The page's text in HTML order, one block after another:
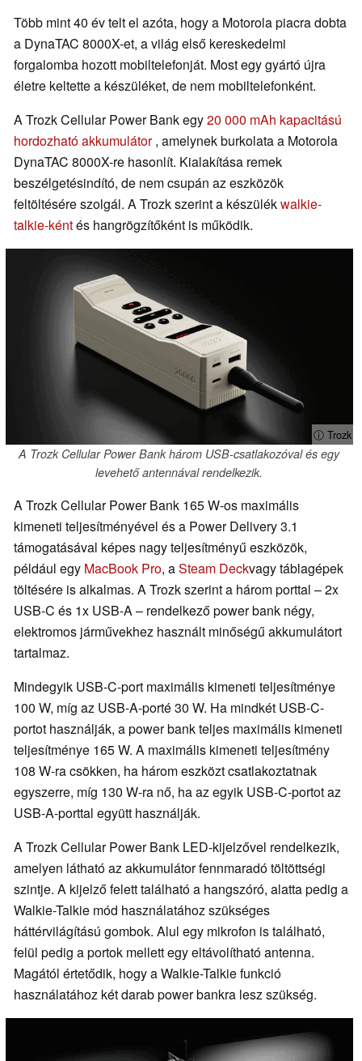
Több mint 40 év telt el azóta, hogy a Motorola piacra dobta
a DynaTAC 8000X-et, a világ első kereskedelmi
forgalomba hozott mobiltelefonját. Most egy gyártó újra
életre keltette a készüléket, de nem mobiltelefonként.
A Trozk Cellular Power Bank egy20 000 mAh kapacitású
hordozható akkumulátor, amelynek burkolata a Motorola
DynaTAC 8000X-re hasonlít. Kialakítása remek
beszélgetésindító, de nem csupán az eszközök
feltöltésére szolgál. A Trozk szerint a készülékwalkie-
talkie-kéntés hangrögzítőként is működik.
ⓘ Trozk
A Trozk Cellular Power Bank három USB-csatlakozóval és egy
levehető antennával rendelkezik.
A Trozk Cellular Power Bank 165 W-os maximális
kimeneti teljesítményével és a Power Delivery 3.1
támogatásával képes nagy teljesítményű eszközök,
például egy MacBook Pro, aSteam Deckvagy táblagépek
töltésére is alkalmas. A Trozk szerint a három porttal – 2x
USB-C és 1x USB-A – rendelkező power bank négy,
elektromos járművekhez használt minőségű akkumulátort
tartalmaz.
Mindegyik USB-C-port maximális kimeneti teljesítménye
100 W, míg az USB-A-porté 30 W. Ha mindkét USB-C-
portot használják, a power bank teljes maximális kimeneti
teljesítménye 165 W. A maximális kimeneti teljesítmény
108 W-ra csökken, ha három eszközt csatlakoztatnak
egyszerre, míg 130 W-ra nő, ha az egyik USB-C-portot az
USB-A-porttal együtt használják.
A Trozk Cellular Power Bank LED-kijelzővel rendelkezik,
amelyen látható az akkumulátor fennmaradó töltöttségi
szintje. A kijelző felett található a hangszóró, alatta pedig a
Walkie-Talkie mód használatához szükséges
háttérvilágítású gombok. Alul egy mikrofon is található,
felül pedig a portok mellett egy eltávolítható antenna.
Magától értetődik, hogy a Walkie-Talkie funkció
használatához két darab power bankra lesz szükség.